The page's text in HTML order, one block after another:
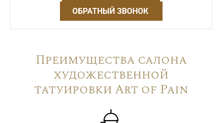
ОБРАТНЫЙ ЗВОНОК
Преимущества салона
художественной
татуировки Art of Pain